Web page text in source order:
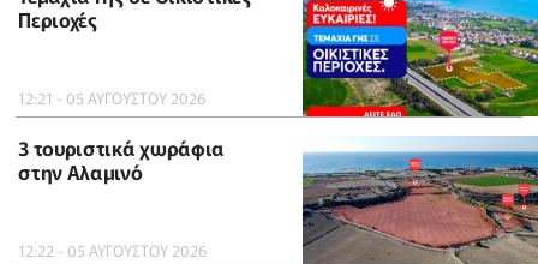
Περιοχές
12:21 - 05 ΑΥΓΟΥΣΤΟΥ 2026
3 τουριστικά χωράφια
στην Αλαμινό
12:22 - 05 ΑΥΓΟΥΣΤΟΥ 2026